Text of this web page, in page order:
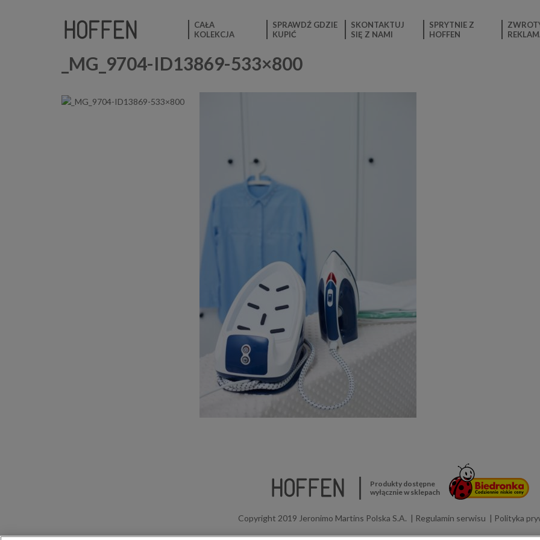
CAŁA
KOLEKCJA
SPRAWDŹ GDZIE
KUPIĆ
SKONTAKTUJ
SIĘ Z NAMI
SPRYTNIE Z
HOFFEN
_MG_9704-ID13869-533×800
Produkty dostępne
wyłącznie w sklepach
Copyright 2019 Jeronimo Martins Polska S.A. Regulamin serwisu Polityka